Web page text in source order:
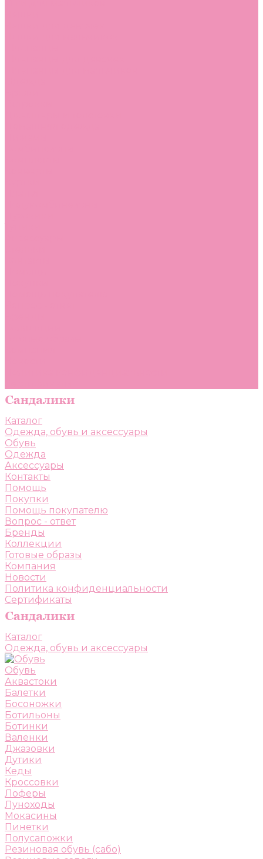
Каталог
Одежда, обувь и аксессуары
Обувь
Одежда
Аксессуары
Контакты
Помощь
Покупки
Помощь покупателю
Вопрос - ответ
Бренды
Коллекции
Готовые образы
Компания
Новости
Политика конфиденциальности
Сертификаты
Каталог
Одежда, обувь и аксессуары
Обувь
Аквастоки
Балетки
Босоножки
Ботильоны
Ботинки
Валенки
Джазовки
Дутики
Кеды
Кроссовки
Лоферы
Луноходы
Мокасины
Пинетки
Полусапожки
Резиновая обувь (сабо)